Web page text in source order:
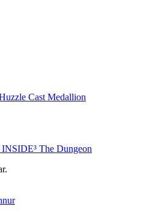
Cast Medallion
INSIDE³ The Dungeon